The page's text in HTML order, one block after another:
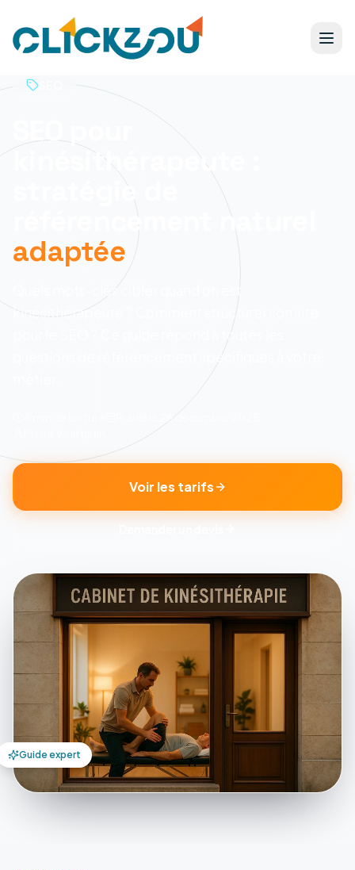
SEO pour
kinésithérapeute :
stratégie de
référencement naturel
adaptée
Quels mots-clés cibler quand on est
kinésithérapeute ? Comment structurer son site
pour le SEO ? Ce guide répond à toutes les
questions de référencement spécifiques à votre
26 décembre 2025
Voir les tarifs
Guide expert